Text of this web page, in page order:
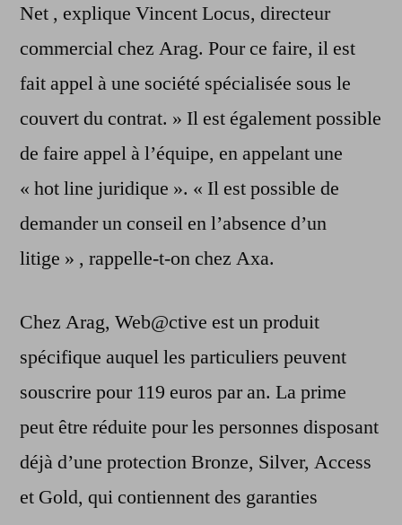
Net , explique Vincent Locus, directeur
commercial chez Arag. Pour ce faire, il est
fait appel à une société spécialisée sous le
couvert du contrat. » Il est également possible
de faire appel à l’équipe, en appelant une
« hot line juridique ». « Il est possible de
demander un conseil en l’absence d’un
litige » , rappelle-t-on chez Axa.
Chez Arag, Web@ctive est un produit
spécifique auquel les particuliers peuvent
souscrire pour 119 euros par an. La prime
peut être réduite pour les personnes disposant
déjà d’une protection Bronze, Silver, Access
et Gold, qui contiennent des garanties